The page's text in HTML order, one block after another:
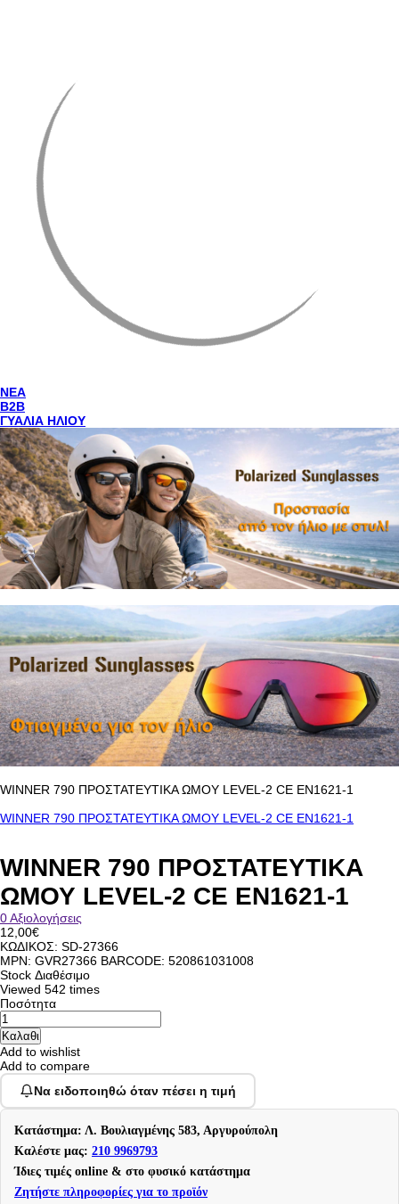
NEA
Β2Β
ΓΥΑΛΙΑ ΗΛΙΟΥ
WINNER 790 ΠΡΟΣΤΑΤΕΥΤΙΚΑ ΩΜΟΥ LEVEL-2 CE EN1621-1
WINNER 790 ΠΡΟΣΤΑΤΕΥΤΙΚΑ ΩΜΟΥ LEVEL-2 CE EN1621-1
WINNER 790 ΠΡΟΣΤΑΤΕΥΤΙΚΑ
ΩΜΟΥ LEVEL-2 CE EN1621-1
0 Αξιολογήσεις
12,00€
ΚΩΔΙΚΟΣ: SD-27366
MPN: GVR27366 BARCODE: 520861031008
Stock Διαθέσιμο
Viewed 542 times
Ποσότητα
Add to wishlist
Add to compare
Να ειδοποιηθώ όταν πέσει η τιμή
Κατάστημα: Λ. Βουλιαγμένης 583, Αργυρούπολη
Καλέστε μας: 210 9969793
Ίδιες τιμές online & στο φυσικό κατάστημα
Ζητήστε πληροφορίες για το προϊόν